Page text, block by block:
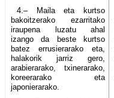
4.– Maila eta kurtso
bakoitzerako ezarritako
iraupena luzatu ahal
izango da beste kurtso
batez errusierarako eta,
halakorik jarriz gero,
arabierarako, txinerarako,
koreerarako eta
japonierarako.